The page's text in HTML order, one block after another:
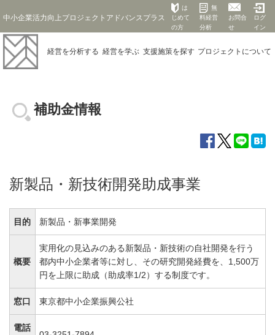
中小企業活力向上プロジェクトアドバンスプラス
は
じめて
の方
無
料経営
分析
お問合
せ
ログ
イン
経営を分析する 経営を学ぶ 支援施策を探す プロジェクト について
補助金情報
新製品・新技術開発助成事業
目的 新製品・新事業開発
概要
実用化の見込みのある新製品・新技術の自社開発を行う
都内中小企業者等に対し、その研究開発経費を、1,500万
円を上限に助成（助成率1/2）する制度です。
窓口 東京都中小企業振興公社
電話